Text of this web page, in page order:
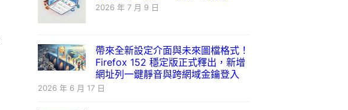
2026 年 7 月 9 日
帶來全新設定介面與未來圖檔格式！
Firefox 152 穩定版正式釋出，新增
網址列一鍵靜音與跨網域金鑰登入
2026 年 6 月 17 日